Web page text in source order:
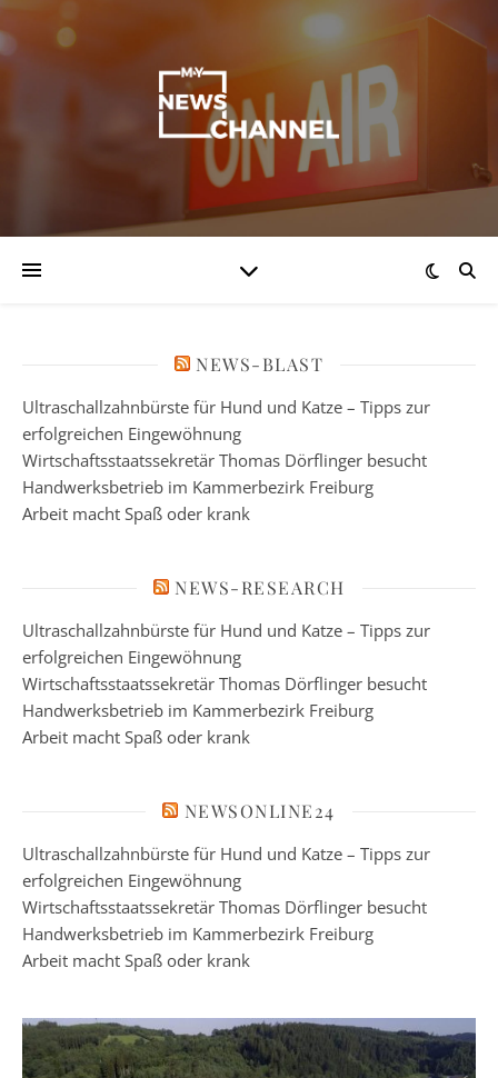
NEWS-BLAST
Ultraschallzahnbürste für Hund und Katze – Tipps zur
erfolgreichen Eingewöhnung
Wirtschaftsstaatssekretär Thomas Dörflinger besucht
Handwerksbetrieb im Kammerbezirk Freiburg
Arbeit macht Spaß oder krank
NEWS-RESEARCH
Ultraschallzahnbürste für Hund und Katze – Tipps zur
erfolgreichen Eingewöhnung
Wirtschaftsstaatssekretär Thomas Dörflinger besucht
Handwerksbetrieb im Kammerbezirk Freiburg
Arbeit macht Spaß oder krank
NEWSONLINE24
Ultraschallzahnbürste für Hund und Katze – Tipps zur
erfolgreichen Eingewöhnung
Wirtschaftsstaatssekretär Thomas Dörflinger besucht
Handwerksbetrieb im Kammerbezirk Freiburg
Arbeit macht Spaß oder krank